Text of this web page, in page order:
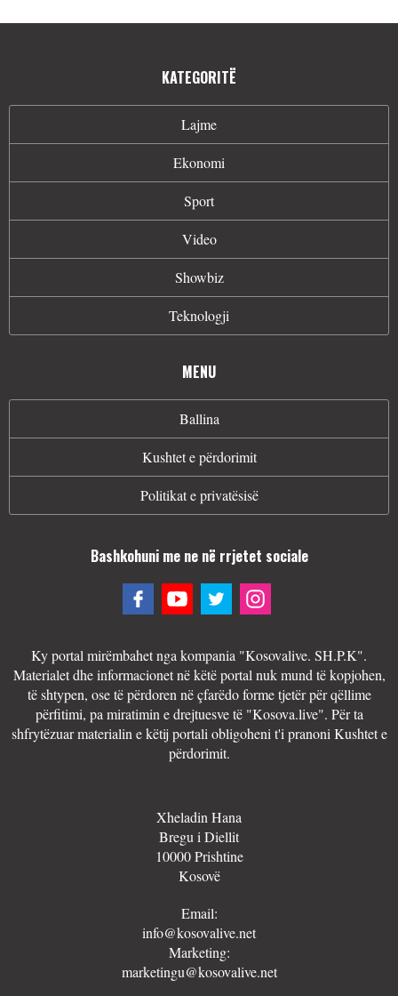
KATEGORITË
Lajme
Ekonomi
Sport
Video
Showbiz
Teknologji
MENU
Ballina
Kushtet e përdorimit
Politikat e privatësisë
Bashkohuni me ne në rrjetet sociale
Ky portal mirëmbahet nga kompania "Kosovalive. SH.P.K".
Materialet dhe informacionet në këtë portal nuk mund të kopjohen,
të shtypen, ose të përdoren në çfarëdo forme tjetër për qëllime
përfitimi, pa miratimin e drejtuesve të "Kosova.live". Për ta
shfrytëzuar materialin e këtij portali obligoheni t'i pranoni Kushtet e
përdorimit.
Xheladin Hana
Bregu i Diellit
10000 Prishtine
Kosovë
Email:
info@kosovalive.net
Marketing:
marketingu@kosovalive.net